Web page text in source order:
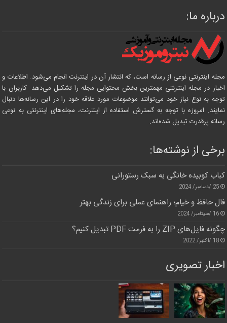
درباره ما:
مجله اینترنتی نوعی از رسانه است، که انتشار آن در اینترنت انجام می‌شود. اطلاعات و
اخبار در مجله اینترنتی مهمترین بخش محتوایی مجله را تشکیل می‌دهد. کاربران با
توجه به نوع نیاز خود می‌توانند موضوعات مورد علاقه خود را در این رسانه‌ها دنبال
نمایند. امروزه با توجه به گسترش استفاده از اینترنت، مجله‌های اینترنتی به نوعی
رسانه پرقدرت تبدیل شده‌اند.
برخی از نوشته‌ها:
کباب کوبیده خانگی به سبک رستورانی
25 /دسامبر/ 2024
فال حافظ و خیام؛ راهنمای عملی برای زندگی بهتر
16 /سپتامبر/ 2024
چگونه فایل‌های ZIP را به فرمت PDF تبدیل کنیم؟
18 /اکتبر/ 2022
اخبار تصویری